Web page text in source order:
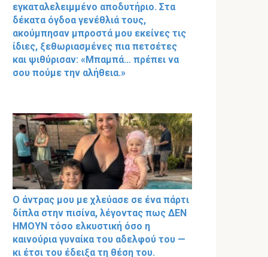
εγκαταλελειμμένο αποδυτήριο. Στα
δέκατα όγδοα γενέθλιά τους,
ακούμπησαν μπροστά μου εκείνες τις
ίδιες, ξεθωριασμένες πια πετσέτες
και ψιθύρισαν: «Μπαμπά… πρέπει να
σου πούμε την αλήθεια.»
Ο άντρας μου με χλεύασε σε ένα πάρτι
δίπλα στην πισίνα, λέγοντας πως ΔΕΝ
ΗΜΟΥΝ τόσο ελκυστική όσο η
καινούρια γυναίκα του αδελφού του —
κι έτσι του έδειξα τη θέση του.